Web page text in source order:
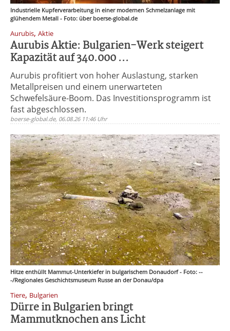
Industrielle Kupferverarbeitung in einer modernen Schmelzanlage mit
glühendem Metall - Foto: über boerse-global.de
Aurubis, Aktie
Aurubis Aktie: Bulgarien-Werk steigert
Kapazität auf 340.000 ...
Aurubis profitiert von hoher Auslastung, starken
Metallpreisen und einem unerwarteten
Schwefelsäure-Boom. Das Investitionsprogramm ist
fast abgeschlossen.
boerse-global.de, 06.08.26 11:46 Uhr
Hitze enthüllt Mammut-Unterkiefer in bulgarischem Donaudorf - Foto: --
-/Regionales Geschichtsmuseum Russe an der Donau/dpa
Tiere, Bulgarien
Dürre in Bulgarien bringt
Mammutknochen ans Licht